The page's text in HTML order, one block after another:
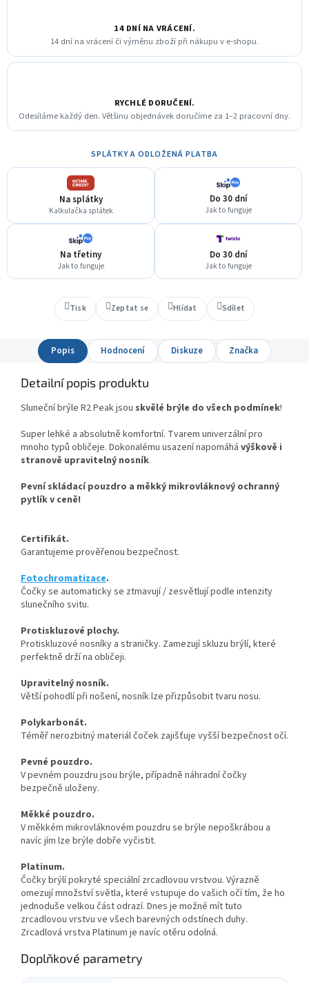
14 DNÍ NA VRÁCENÍ.
14 dní na vrácení či výměnu zboží při nákupu v e-shopu.
RYCHLÉ DORUČENÍ.
Odesíláme každý den. Většinu objednávek doručíme za 1–2 pracovní dny.
SPLÁTKY A ODLOŽENÁ PLATBA
Na splátky
Kalkulačka splátek
Do 30 dní
Jak to funguje
Na třetiny
Jak to funguje
Do 30 dní
Jak to funguje
Tisk Zeptat se Hlídat Sdílet
Popis Hodnocení Diskuze Značka
Detailní popis produktu
Sluneční brýle R2 Peak jsou skvělé brýle do všech podmínek!
Super lehké a absolutně komfortní. Tvarem univerzální pro
mnoho typů obličeje. Dokonalému usazení napomáhá výškově i
stranově upravitelný nosník.
Pevní skládací pouzdro a měkký mikrovláknový ochranný
pytlík v ceně!
Certifikát.
Garantujeme prověřenou bezpečnost.
Fotochromatizace.
Čočky se automaticky se ztmavují / zesvětlují podle intenzity
slunečního svitu.
Protiskluzové plochy.
Protiskluzové nosníky a straničky. Zamezují skluzu brýlí, které
perfektně drží na obličeji.
Upravitelný nosník.
Větší pohodlí při nošení, nosník lze přizpůsobit tvaru nosu.
Polykarbonát.
Téměř nerozbitný materiál čoček zajišťuje vyšší bezpečnost očí.
Pevné pouzdro.
V pevném pouzdru jsou brýle, případně náhradní čočky
bezpečně uloženy.
Měkké pouzdro.
V měkkém mikrovláknovém pouzdru se brýle nepoškrábou a
navíc jím lze brýle dobře vyčistit.
Platinum.
Čočky brýlí pokryté speciální zrcadlovou vrstvou. Výrazně
omezují množství světla, které vstupuje do vašich očí tím, že ho
jednoduše velkou část odrazí. Dnes je možné mít tuto
zrcadlovou vrstvu ve všech barevných odstínech duhy.
Zrcadlová vrstva Platinum je navíc otěru odolná.
Doplňkové parametry